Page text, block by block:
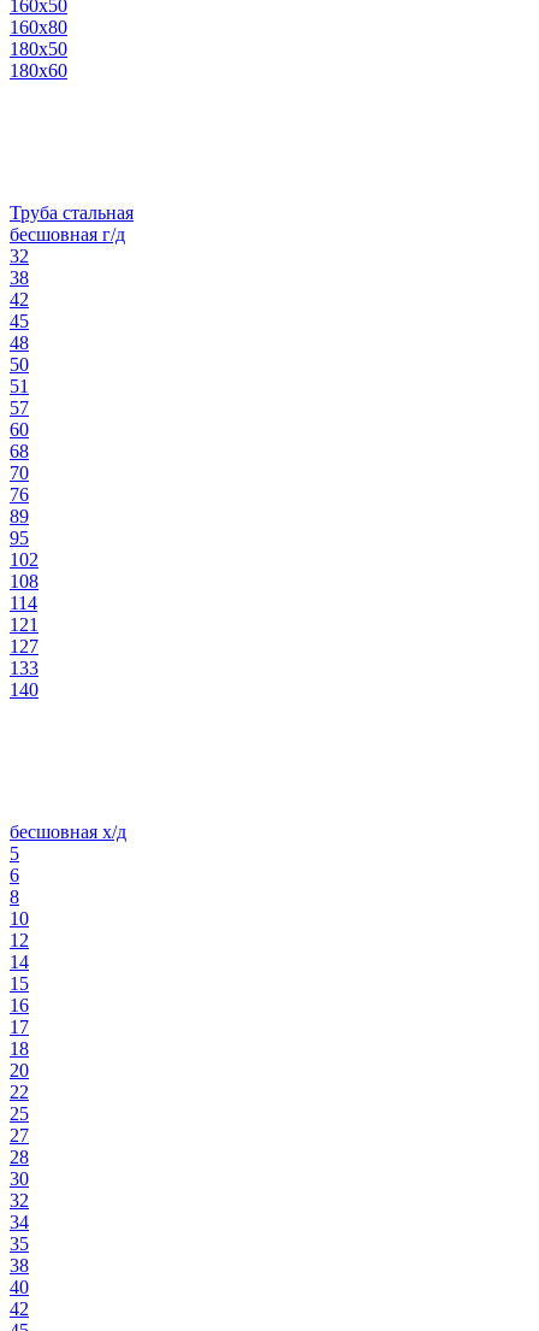
160х50
160х80
180х50
180х60
Труба стальная
бесшовная г/д
32
38
42
45
48
50
51
57
60
68
70
76
89
95
102
108
114
121
127
133
140
бесшовная х/д
5
6
8
10
12
14
15
16
17
18
20
22
25
27
28
30
32
34
35
38
40
42